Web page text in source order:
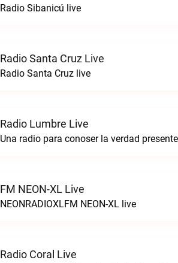
Radio Sibanicú live
Radio Santa Cruz Live
Radio Santa Cruz live
Radio Lumbre Live
FM NEON-XL Live
NEONRADIOXLFM NEON-XL live
Radio Coral Live